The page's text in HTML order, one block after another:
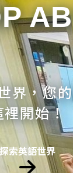
界，您
裡開始！
探索英語世界